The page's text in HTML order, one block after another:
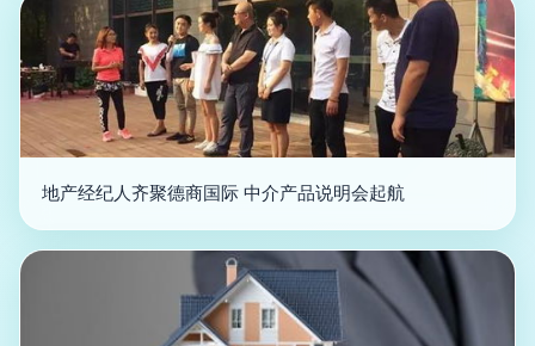
地产经纪人齐聚德商国际 中介产品说明会起航